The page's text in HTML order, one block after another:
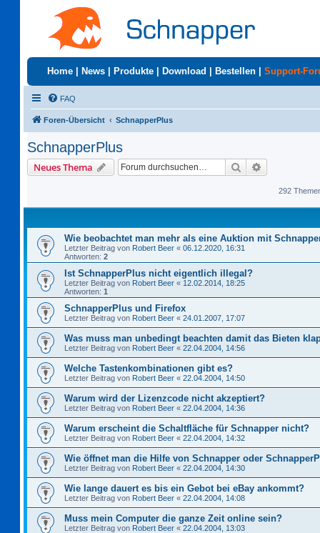
Home News Produkte Download Bestellen Support-
FAQ
Foren-Übersicht SchnapperPlus
SchnapperPlus
Neues Thema Suche
292
Wie beobachtet man mehr als eine Auktion mit
Letzter Beitrag von Robert Beer « 06.12.2020, 16:31
Antworten: 2
Ist SchnapperPlus nicht eigentlich illegal?
Letzter Beitrag von Robert Beer « 12.02.2014, 18:25
Antworten: 1
SchnapperPlus und Firefox
Letzter Beitrag von Robert Beer « 24.01.2007, 17:07
Was muss man unbedingt beachten damit das Bieten
Letzter Beitrag von Robert Beer « 22.04.2004, 14:56
Welche Tastenkombinationen gibt es?
Letzter Beitrag von Robert Beer « 22.04.2004, 14:50
Warum wird der Lizenzcode nicht akzeptiert?
Letzter Beitrag von Robert Beer « 22.04.2004, 14:36
Warum erscheint die Schaltfläche für Schnapper nicht?
Letzter Beitrag von Robert Beer « 22.04.2004, 14:32
Wie öffnet man die Hilfe von Schnapper oder
Letzter Beitrag von Robert Beer « 22.04.2004, 14:30
Wie lange dauert es bis ein Gebot bei eBay ankommt?
Letzter Beitrag von Robert Beer « 22.04.2004, 14:08
Muss mein Computer die ganze Zeit online sein?
Letzter Beitrag von Robert Beer « 22.04.2004, 13:03